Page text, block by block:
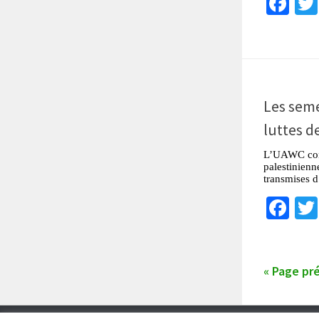
Les
luttes
L’UAWC
transmises
« Page